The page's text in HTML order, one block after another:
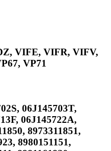
, VIFE, VIFR, VIFV,
, VP71
, 06J145703T,
, 06J145722A,
, 8973311851,
, 8980151151,